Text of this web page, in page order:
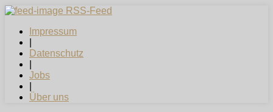
RSS-Feed
Impressum
Datenschutz
Jobs
Über uns